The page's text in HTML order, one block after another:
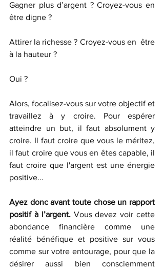
Gagner plus d’argent ? Croyez-vous en
être digne ?
Attirer la richesse ? Croyez-vous en  être
à la hauteur ?
Oui ?
Alors, focalisez-vous sur votre objectif et
travaillez à y croire. Pour espérer
atteindre un but, il faut absolument y
croire. Il faut croire que vous le méritez,
il faut croire que vous en êtes capable, il
faut croire que l'argent est une énergie
positive...
Ayez donc avant toute chose un rapport
positif à l’argent. Vous devez voir cette
abondance financière comme une
réalité bénéfique et positive sur vous
comme sur votre entourage, pour que la
désirer aussi bien consciemment